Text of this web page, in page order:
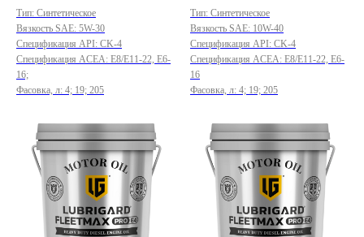
Тип: Cинтетическое
Вязкость SAE: 5W-30
Спецификация API: CK-4
Спецификация ACEA: E8/E11-22, E6-
16;
Фасовка, л: 4; 19; 205
Тип: Cинтетическое
Вязкость SAE: 10W-40
Спецификация API: CK-4
Спецификация ACEA: E8/E11-22, E6-
16
Фасовка, л: 4; 19; 205